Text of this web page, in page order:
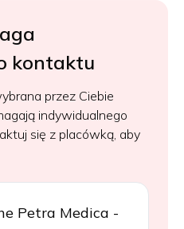
kontaktu
przez Ciebie
indywidualnego
się z placówką, aby
Petra Medica -